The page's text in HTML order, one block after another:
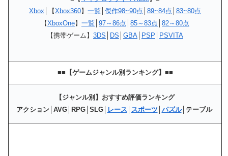
Xbox │【Xbox360】 一覧 傑作98~90点 89~84点 83~80点
【XboxOne】 一覧 97～86点 85～83点 82～80点
【携帯ゲーム】 3DS DS GBA PSP PSVITA
■■【ゲームジャンル別ランキング】■■
【ジャンル別】おすすめ評価ランキング
アクション│AVG│RPG│SLG│
レース スポーツ パズル│テーブル